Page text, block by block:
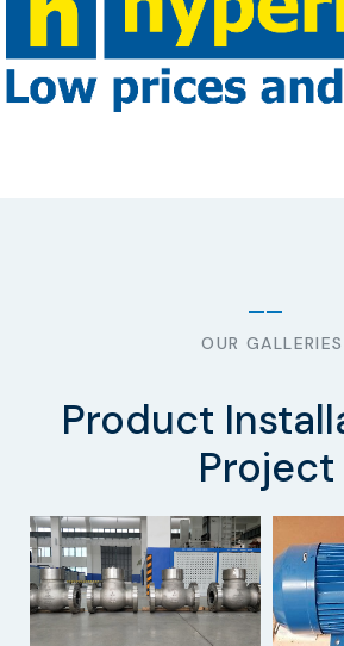
OUR GALLERIES
Product
Project